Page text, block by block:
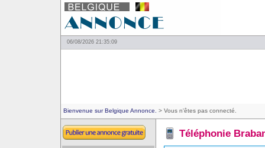
06/08/2026 21:35:09
Bienvenue sur Belgique Annonce. > Vous n'êtes pas connecté.
Téléphonie